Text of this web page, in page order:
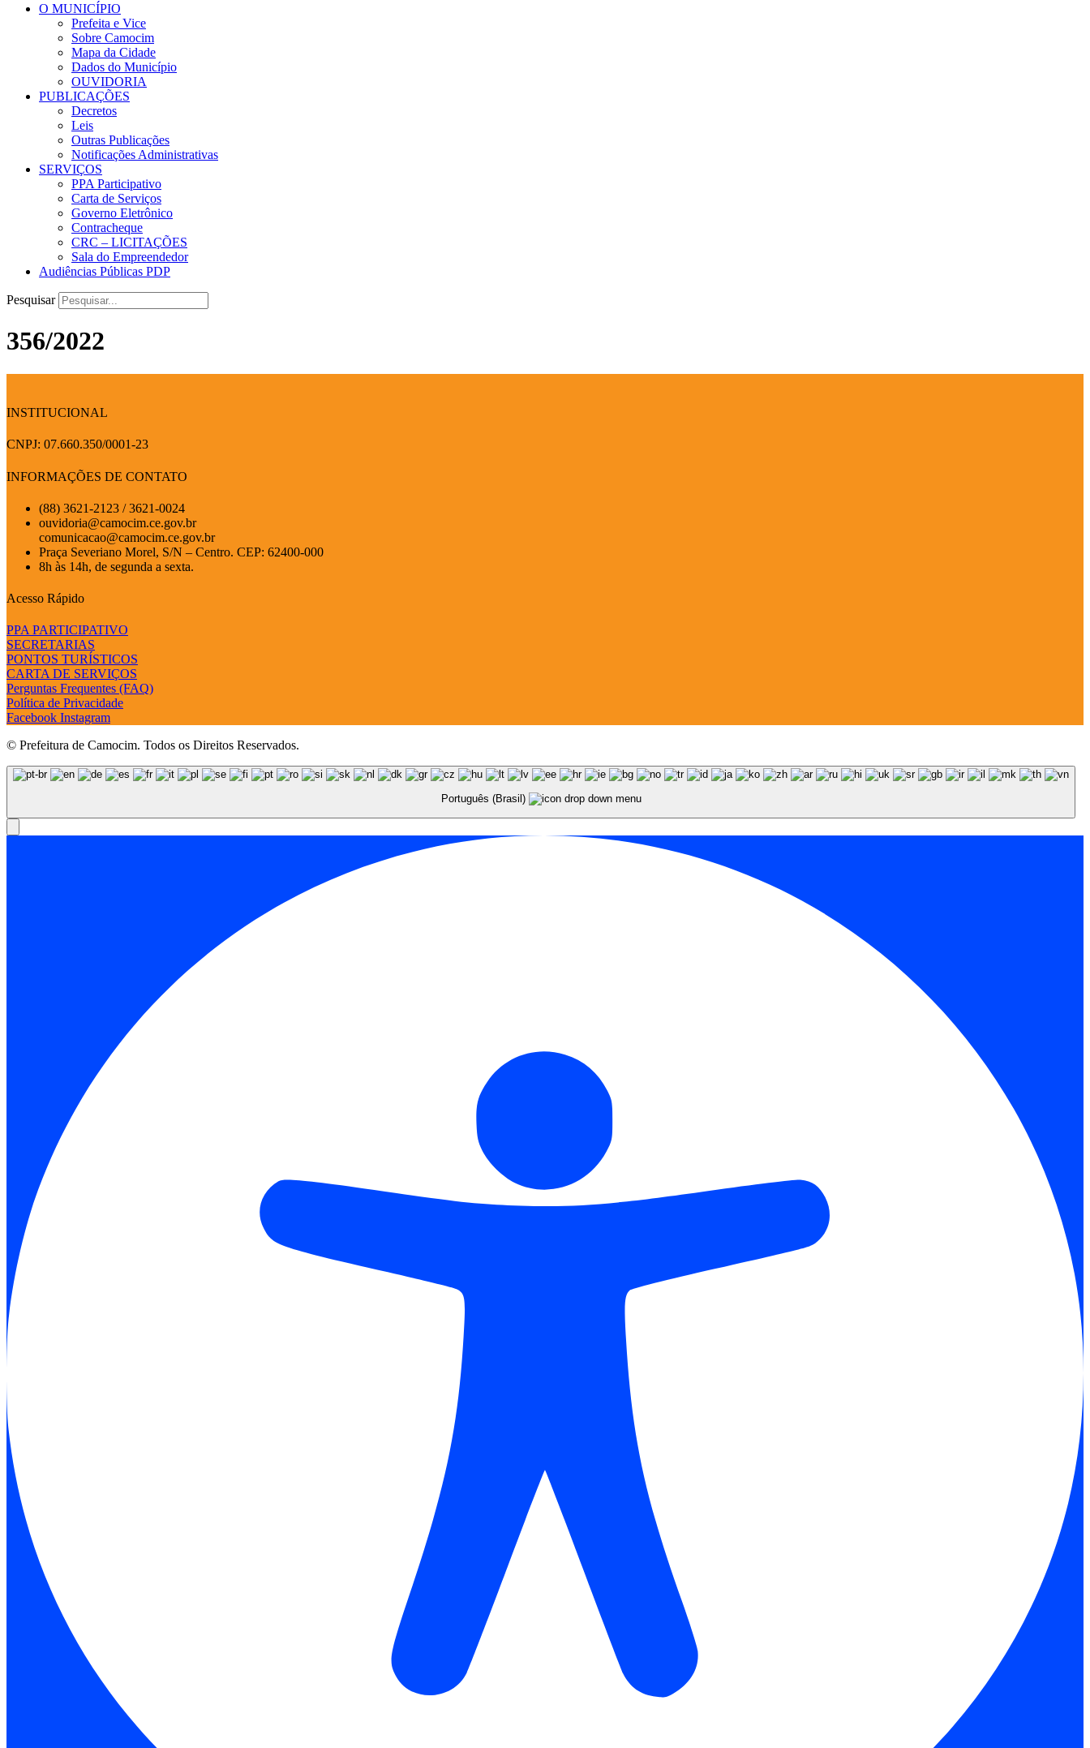
O MUNICÍPIO
Prefeita e Vice
Sobre Camocim
Mapa da Cidade
Dados do Município
OUVIDORIA
PUBLICAÇÕES
Decretos
Leis
Outras Publicações
Notificações Administrativas
SERVIÇOS
PPA Participativo
Carta de Serviços
Governo Eletrônico
Contracheque
CRC – LICITAÇÕES
Sala do Empreendedor
Audiências Públicas PDP
Pesquisar
356/2022
INSTITUCIONAL
CNPJ: 07.660.350/0001-23
INFORMAÇÕES DE CONTATO
(88) 3621-2123 / 3621-0024
ouvidoria@camocim.ce.gov.br
comunicacao@camocim.ce.gov.br
Praça Severiano Morel, S/N – Centro. CEP: 62400-000
8h às 14h, de segunda a sexta.
Acesso Rápido
PPA PARTICIPATIVO
SECRETARIAS
PONTOS TURÍSTICOS
CARTA DE SERVIÇOS
Perguntas Frequentes (FAQ)
Política de Privacidade
Facebook Instagram
© Prefeitura de Camocim. Todos os Direitos Reservados.
Português (Brasil)